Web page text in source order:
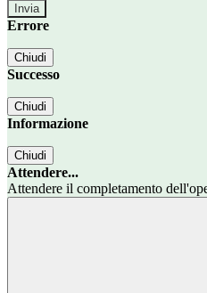
Errore
Chiudi
Successo
Chiudi
Informazione
Chiudi
Attendere...
Attendere il completamento